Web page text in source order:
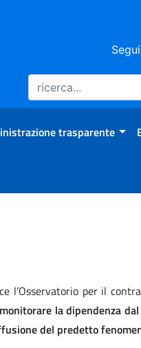
trasparente
per il
la dipendenza
del predetto